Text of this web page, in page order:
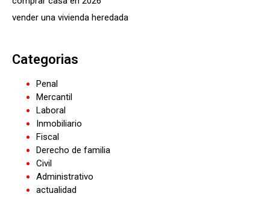
vender una vivienda heredada
Categorias
Penal
Mercantil
Laboral
Inmobiliario
Fiscal
Derecho de familia
Civil
Administrativo
actualidad